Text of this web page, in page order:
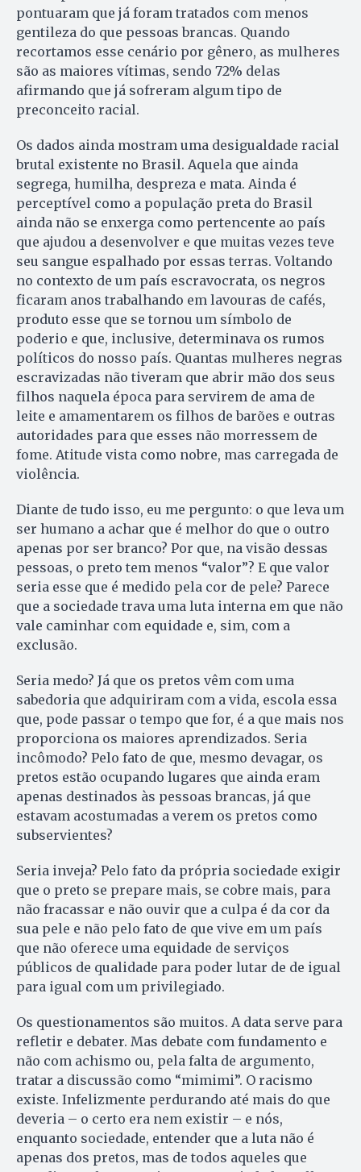
pontuaram que já foram tratados com menos
gentileza do que pessoas brancas. Quando
recortamos esse cenário por gênero, as mulheres
são as maiores vítimas, sendo 72% delas
afirmando que já sofreram algum tipo de
preconceito racial.
Os dados ainda mostram uma desigualdade racial
brutal existente no Brasil. Aquela que ainda
segrega, humilha, despreza e mata. Ainda é
perceptível como a população preta do Brasil
ainda não se enxerga como pertencente ao país
que ajudou a desenvolver e que muitas vezes teve
seu sangue espalhado por essas terras. Voltando
no contexto de um país escravocrata, os negros
ficaram anos trabalhando em lavouras de cafés,
produto esse que se tornou um símbolo de
poderio e que, inclusive, determinava os rumos
políticos do nosso país. Quantas mulheres negras
escravizadas não tiveram que abrir mão dos seus
filhos naquela época para servirem de ama de
leite e amamentarem os filhos de barões e outras
autoridades para que esses não morressem de
fome. Atitude vista como nobre, mas carregada de
violência.
Diante de tudo isso, eu me pergunto: o que leva um
ser humano a achar que é melhor do que o outro
apenas por ser branco? Por que, na visão dessas
pessoas, o preto tem menos “valor”? E que valor
seria esse que é medido pela cor de pele? Parece
que a sociedade trava uma luta interna em que não
vale caminhar com equidade e, sim, com a
exclusão.
Seria medo? Já que os pretos vêm com uma
sabedoria que adquiriram com a vida, escola essa
que, pode passar o tempo que for, é a que mais nos
proporciona os maiores aprendizados. Seria
incômodo? Pelo fato de que, mesmo devagar, os
pretos estão ocupando lugares que ainda eram
apenas destinados às pessoas brancas, já que
estavam acostumadas a verem os pretos como
subservientes?
Seria inveja? Pelo fato da própria sociedade exigir
que o preto se prepare mais, se cobre mais, para
não fracassar e não ouvir que a culpa é da cor da
sua pele e não pelo fato de que vive em um país
que não oferece uma equidade de serviços
públicos de qualidade para poder lutar de de igual
para igual com um privilegiado.
Os questionamentos são muitos. A data serve para
refletir e debater. Mas debate com fundamento e
não com achismo ou, pela falta de argumento,
tratar a discussão como “mimimi”. O racismo
existe. Infelizmente perdurando até mais do que
deveria – o certo era nem existir – e nós,
enquanto sociedade, entender que a luta não é
apenas dos pretos, mas de todos aqueles que